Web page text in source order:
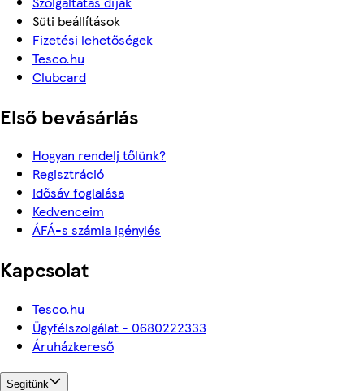
Süti beállítások
Fizetési lehetőségek
Tesco.hu
Clubcard
Első bevásárlás
Hogyan rendelj tőlünk?
Regisztráció
Idősáv foglalása
Kedvenceim
ÁFÁ-s számla igénylés
Kapcsolat
Tesco.hu
Ügyfélszolgálat - 0680222333
Áruházkereső
Segítünk